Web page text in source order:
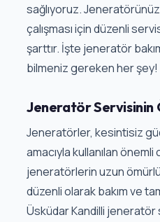
sağlıyoruz.
çalışması için düzenli
şarttır. İşte jeneratör
bilmeniz gereken her şey!
Jeneratör Servisinin
Jeneratörler, kesintisiz
amacıyla kullanılan önemli
jeneratörlerin uzun ömürlü
düzenli olarak bakım ve
Üsküdar Kandilli jeneratör